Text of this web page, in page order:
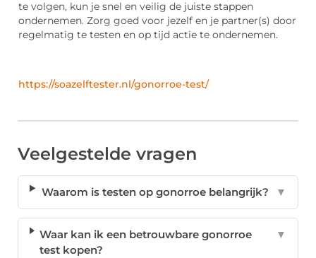
te volgen, kun je snel en veilig de juiste stappen
ondernemen. Zorg goed voor jezelf en je partner(s) door
regelmatig te testen en op tijd actie te ondernemen.
https://soazelftester.nl/gonorroe-test/
Veelgestelde vragen
Waarom is testen op gonorroe belangrijk? ▼
Waar kan ik een betrouwbare gonorroe
test kopen?
▼